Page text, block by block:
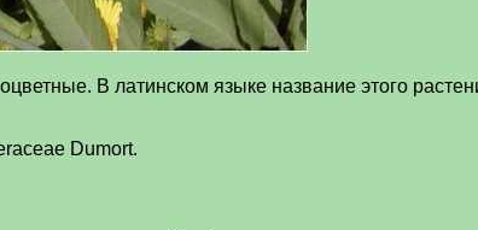
В латинском языке название этого
Dumort.